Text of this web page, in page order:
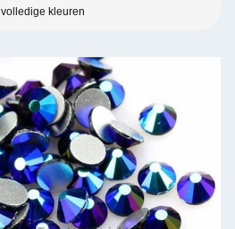
volledige kleuren